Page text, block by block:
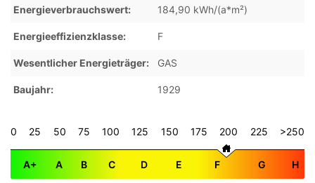
Energieverbrauchswert 184,90 kWh/(a*m²)
Energieeffizienzklasse F
Wesentlicher Energieträger GAS
Baujahr 1929
0 25 50 75 100 125 150 175 200 225 >250
A+ A B C D E F G H